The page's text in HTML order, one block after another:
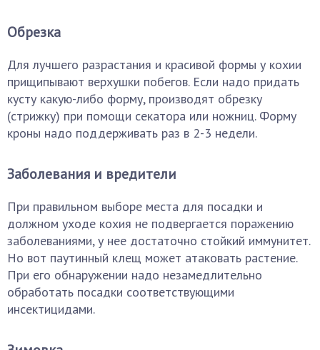
Обрезка
Для лучшего разрастания и красивой формы у кохии
прищипывают верхушки побегов. Если надо придать
кусту какую-либо форму, производят обрезку
(стрижку) при помощи секатора или ножниц. Форму
кроны надо поддерживать раз в 2-3 недели.
Заболевания и вредители
При правильном выборе места для посадки и
должном уходе кохия не подвергается поражению
заболеваниями, у нее достаточно стойкий иммунитет.
Но вот паутинный клещ может атаковать растение.
При его обнаружении надо незамедлительно
обработать посадки соответствующими
инсектицидами.